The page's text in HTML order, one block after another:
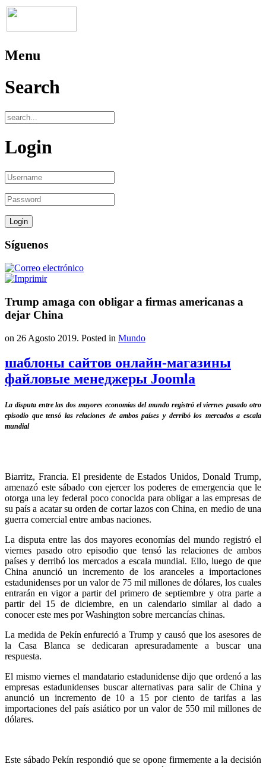
Menu
Search
Login
Síguenos
Trump amaga con obligar a firmas americanas a
dejar China
on 26 Agosto 2019. Posted in Mundo
шаблоны сайтов онлайн-магазины
файловые менеджеры Joomla
La disputa entre las dos mayores economías del mundo registró el viernes pasado otro
episodio que tensó las relaciones de ambos países y derribó los mercados a escala
mundial
Biarritz, Francia. El presidente de Estados Unidos, Donald Trump,
amenazó este sábado con ejercer los poderes de emergencia que le
otorga una ley federal poco conocida para obligar a las empresas de
su país a acatar su orden de cortar lazos con China, en medio de una
guerra comercial entre ambas naciones.
La disputa entre las dos mayores economías del mundo registró el
viernes pasado otro episodio que tensó las relaciones de ambos
países y derribó los mercados a escala mundial. Ello, luego de que
China anunció un incremento de los aranceles a importaciones
estadunidenses por un valor de 75 mil millones de dólares, los cuales
entrarán en vigor a partir del primero de septiembre y otra parte a
partir del 15 de diciembre, en un calendario similar al dado a
conocer este mes por Washington sobre mercancías chinas.
La medida de Pekín enfureció a Trump y causó que los asesores de
la Casa Blanca se dedicaran apresuradamente a buscar una
respuesta.
El mismo viernes el mandatario estadunidense dijo que ordenó a las
empresas estadunidenses buscar alternativas para salir de China y
anunció un incremento de 10 a 15 por ciento de tarifas a las
importaciones del país asiático por un valor de 550 mil millones de
dólares.
Este sábado Pekín respondió que se opone firmemente a la decisión